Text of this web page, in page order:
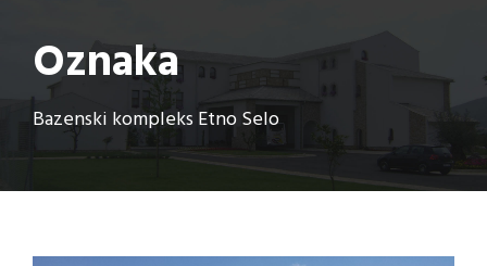
Oznaka
Bazenski kompleks Etno Selo